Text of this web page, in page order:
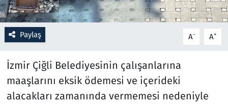
Paylaş A- A+
İzmir Çiğli Belediyesinin çalışanlarına
maaşlarını eksik ödemesi ve içerideki
alacakları zamanında vermemesi nedeniyle
Rüya Tabirleri
Sağlık
Savunma Sanayi
Seçim 2023